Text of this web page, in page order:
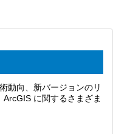
動向、新バージョンのリ
に関するさまざま